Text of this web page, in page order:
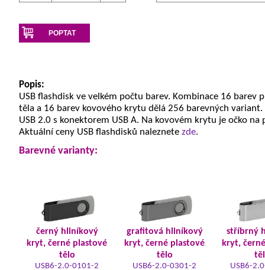
POPTAT
Popis:
USB flashdisk ve velkém počtu barev. Kombinace 16 barev
těla a 16 barev kovového krytu dělá 256 barevných variant.
USB 2.0 s konektorem USB A. Na kovovém krytu je očko na
Aktuální ceny USB flashdisků naleznete zde.
Barevné varianty:
černý hliníkový
kryt, černé plastové
tělo
USB6-2.0-0101-2
grafitová hliníkový
kryt, černé plastové
tělo
USB6-2.0-0301-2
stříbrný
kryt,
USB6-